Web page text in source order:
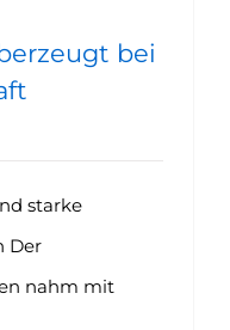
bei
starke
Der
nahm mit